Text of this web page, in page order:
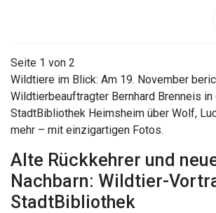
Seite 1 von 2
Wildtiere im Blick: Am 19. November
Wildtierbeauftragter Bernhard Brenneis in
StadtBibliothek Heimsheim über Wolf,
mehr – mit einzigartigen Fotos.
Alte Rückkehrer und
Nachbarn: Wildtier-
StadtBibliothek